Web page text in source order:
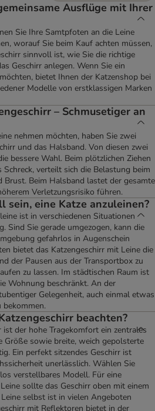
Ausflüge mit Ihrer
Sie Ihre Samtpfoten an die Leine
worauf Sie beim Kauf achten müssen,
sinnvoll ist, wie Sie die richtige
Geschirr anlegen. Wenn Sie ein
bietet Ihnen der Katzenshop bei
Modelle von erstklassigen Marken
– Schmusetiger an
nehmen möchten, haben Sie zwei
und das Halsband. Von diesen zwei
bessere Wahl. Beim plötzlichen Ziehen
Schreck, verteilt sich die Belastung beim
Brust. Beim Halsband lastet der gesamte
Verletzungsrisiko führen.
sein, eine Katze anzuleinen?
ist in verschiedenen Situationen
Sind Sie gerade umgezogen, kann die
gefahrlos in Augenschein
bietet das Katzengeschirr mit Leine die
der Pausen aus der Transportbox zu
zu lassen. Im städtischen Raum ist
Wohnung beschränkt. An der
Gelegenheit, auch einmal etwas
bekommen.
beachten?
der hohe Tragekomfort ein zentrales
Größe sowie breite, weich gepolsterte
Ein perfekt sitzendes Geschirr ist
unerlässlich. Wählen Sie
verstellbares Modell. Für eine
sollte das Geschirr oben mit einem
selbst ist in vielen Angeboten
mit Reflektoren bietet in der